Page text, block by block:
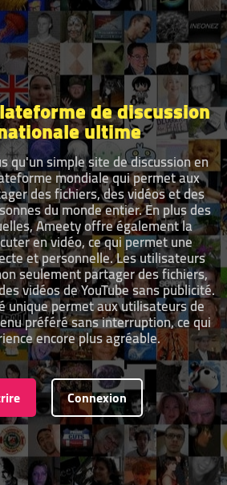
de discussion
ultime
qu'un simple site de discussion en
mondiale qui permet aux
des fichiers, des vidéos et des
du monde entier. En plus des
Ameety offre également la
en vidéo, ce qui permet une
et personnelle. Les utilisateurs
seulement partager des fichiers,
vidéos de YouTube sans publicité.
unique permet aux utilisateurs de
préféré sans interruption, ce qui
encore plus agréable.
Connexion